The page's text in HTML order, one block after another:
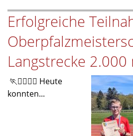
Diskusanlage
Erfolgreiche
Langstrecke 2.000
🏃🏃‍♀️🏃‍♀️ Heute
konnten...